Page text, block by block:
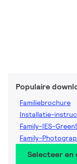
Populaire
Familiebrochure
Installatie-
Family-IES-
Family-
Selecteer en